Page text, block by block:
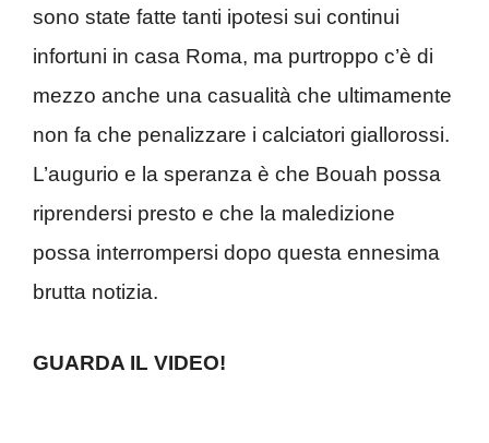
sono state fatte tanti ipotesi sui continui
infortuni in casa Roma, ma purtroppo c’è di
mezzo anche una casualità che ultimamente
non fa che penalizzare i calciatori giallorossi.
L’augurio e la speranza è che Bouah possa
riprendersi presto e che la maledizione
possa interrompersi dopo questa ennesima
brutta notizia.
GUARDA IL VIDEO!